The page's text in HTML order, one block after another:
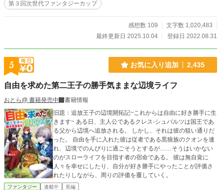
第３回次世代ファンタジーカップ
感想数 109
文字数 1,020,483
最終更新日 2025.10.04
登録日 2022.08.31
5 お気に入り追加 2,435
自由を求めた第二王子の勝手気ままな辺境ライフ
おとら@ 書籍発売中
書籍情報
旧題：追放王子の辺境開拓記~これからは自由に好き勝手に生
きます~ ある日、主人公であるクレス-シュバルツは国王であ
る父から辺境へ追放される。 しかし、それは彼の狙い通りだ
った。 自由を手に入れた彼は従者である黒狼族のクオンを連
れ、辺境でのんびりに過ごそうとするが……そうはいかない
のがスローライフを目指す者の宿命である。 彼は無自覚に
人々を幸せにしたり、自分が好き勝手にやったことが評価さ
れたりしながら、周りの評価を覆していく。
ファンタジー 連載中 長編